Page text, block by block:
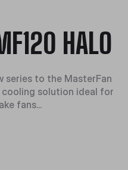
HALO
series to the MasterFan
solution ideal for
fans...